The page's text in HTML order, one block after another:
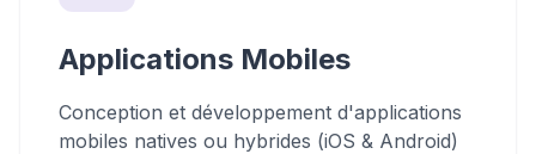
Applications Mobiles
Conception et développement d'applications
mobiles natives ou hybrides (iOS & Android)